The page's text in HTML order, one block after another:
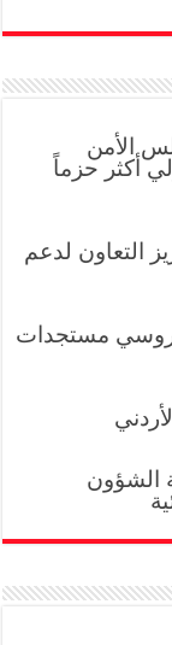
الأمن
أكثر حزماً
التعاون لدعم
روسي مستجدات
الشؤون